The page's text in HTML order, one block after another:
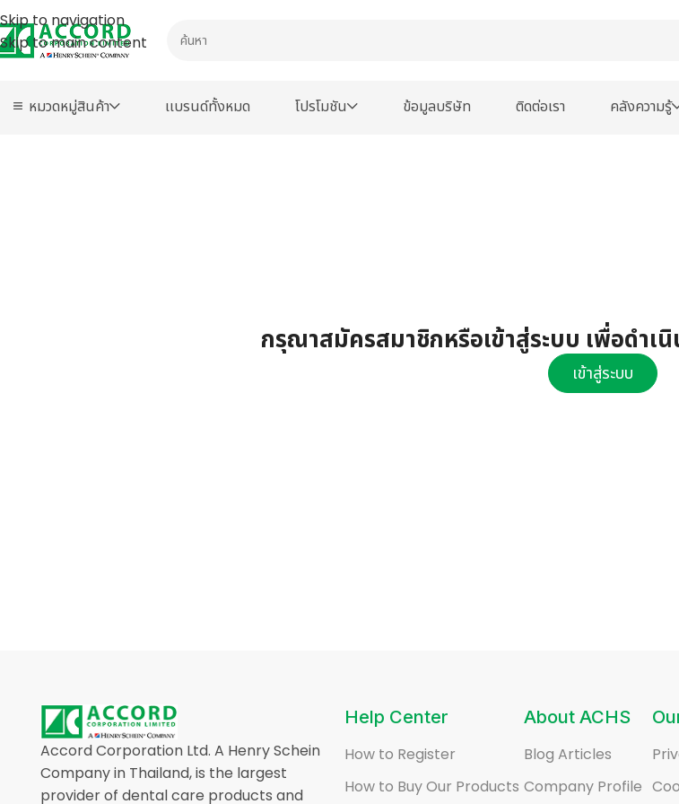
Skip to navigation
Skip to main content
หมวดหมู่สินค้า เเบรนด์ทั้งหมด โปรโมชัน ข้อมูลบริษัท ติดต่อเรา คลังความรู้
กรุณาสมัครสมาชิกหรือเข้าสู่ระบบ เพื่อดำเ
เข้าสู่ระบบ
Accord Corporation Ltd. A Henry Schein
Company in Thailand, is the largest
provider of dental care products and
Help Center
How to Register
How to Buy Our Products
About ACHS
Blog Articles
Company Profile